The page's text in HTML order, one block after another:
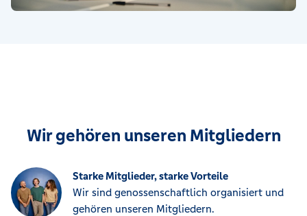
Wir gehören unseren Mitgliedern
Starke Mitglieder, starke Vorteile
Wir sind genossenschaftlich organisiert und
gehören unseren Mitgliedern.